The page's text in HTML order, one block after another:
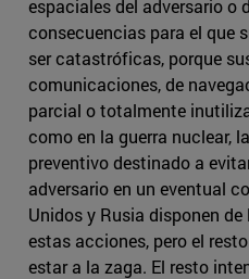
espaciales del adversario o
consecuencias para el que
ser catastróficas, porque
comunicaciones, de
parcial o totalmente
como en la guerra nuclear,
preventivo destinado a
adversario en un eventual
Unidos y Rusia disponen
estas acciones, pero el
estar a la zaga. El resto